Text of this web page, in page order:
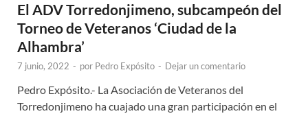
El ADV Torredonjimeno, subcampeón del
Torneo de Veteranos ‘Ciudad de la
Alhambra’
7 junio, 2022 - por Pedro Expósito - Dejar un comentario
Pedro Expósito.- La Asociación de Veteranos del
Torredonjimeno ha cuajado una gran participación en el